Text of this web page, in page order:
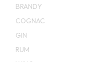
BRANDY
COGNAC
GIN
RUM